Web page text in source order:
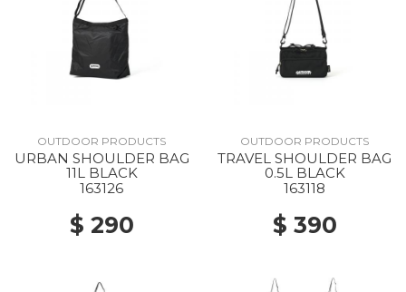
OUTDOOR PRODUCTS
URBAN SHOULDER BAG
11L BLACK
163126
$ 290
OUTDOOR PRODUCTS
TRAVEL SHOULDER BAG
0.5L BLACK
163118
$ 390